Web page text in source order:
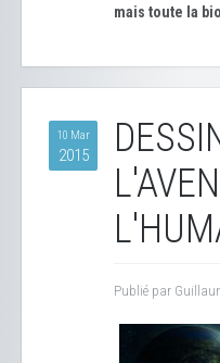
mais toute la
10 Mar
2015
Publié par